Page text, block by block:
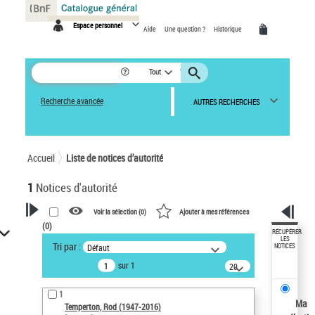
Espace personnel Aide Une question ? Historique
Tout
Recherche avancée AUTRES RECHERCHES
Accueil Liste de notices d’autorité
1 Notices d'autorité
VOTRE RECHERCHE
Recherche avancée dans les
notices d’autorité
Œuvres liées à l'auteur :
Temperton, Rod (1947-2016)
Voir la sélection (0) Ajouter à mes références
(0)
Tri par : Défaut
sur 1
20
résultats/page
1
Temperton, Rod (1947-2016)
RÉCUPÉRER
LES
NOTICES
Ma
Panneau de gestion des cookies